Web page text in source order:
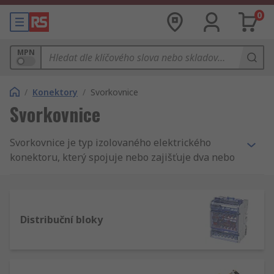
0
MPN
/ Konektory / Svorkovnice
Svorkovnice
Svorkovnice je typ izolovaného elektrického
konektoru, který spojuje nebo zajišťuje dva nebo
označované také jako svorkovnicový pás nebo
připojovací bloky, se používají v široké škále
průmyslových, komerčních, a domácích aplikací.
Distribuční bloky